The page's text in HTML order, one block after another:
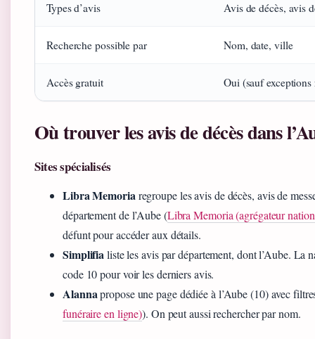
Types d’avis Avis de décès, avis
Recherche possible par Nom, date, ville
Accès gratuit Oui (sauf exceptions
Où trouver les avis de décès dans
Sites spécialisés
Libra Memoria regroupe les avis de décès, avis de
département de l’Aube (Libra Memoria (agrégateur
défunt pour accéder aux détails.
Simplifialiste les avis par département, dont l’Aube. La
code 10 pour voir les derniers avis.
Alannapropose une page dédiée à l’Aube (10) avec
funéraire en ligne)). On peut aussi rechercher par nom.